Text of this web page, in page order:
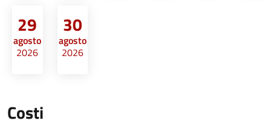
29
agosto
2026
30
agosto
2026
Costi